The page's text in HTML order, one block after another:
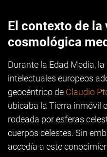
El contexto de la
cosmológica
Durante la Edad Media,
intelectuales europeos
geocéntrico de Claudio
ubicaba la Tierra inmóvil
rodeada por esferas
cuerpos celestes. Sin
accedía a este